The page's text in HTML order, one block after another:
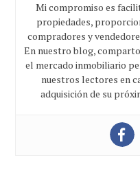
Mi compromiso es
propiedades,
compradores y
En nuestro blog,
el mercado inmobiliario
nuestros lectores en
adquisición de su